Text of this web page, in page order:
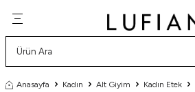
Anasayfa Kadın Alt Giyim Kadın Etek